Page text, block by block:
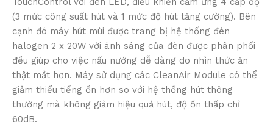
(3 mức công suất hút và 1 mức độ hút tăng cường). Bên
cạnh đó máy hút mùi được trang bị hệ thống đèn
halogen 2 x 20W với ánh sáng của đèn được phân phối
đều giúp cho việc nấu nướng dễ dàng do nhìn thức ăn
thật mắt hơn. Máy sử dụng các CleanAir Module có thể
giảm thiểu tiếng ồn hơn so với hệ thống hút thông
thường mà không giảm hiệu quả hút, độ ồn thấp chỉ
60dB.